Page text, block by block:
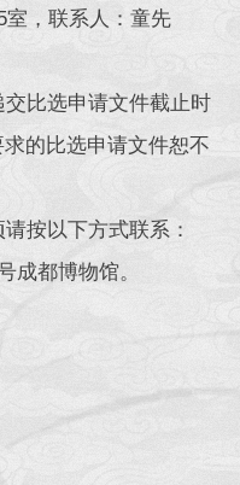
室，联系人：童先
比选申请文件截止时
的比选申请文件恕不
按以下方式联系：
都博物馆。